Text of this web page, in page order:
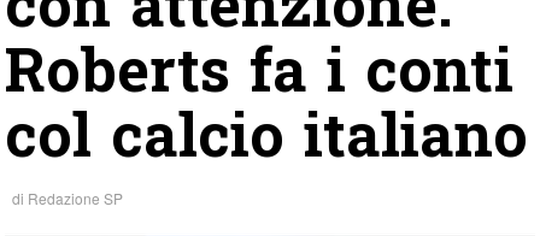
Roberts fa i conti
col calcio italiano
di Redazione SP